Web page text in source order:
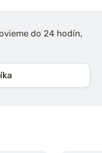
do 24 hodín,